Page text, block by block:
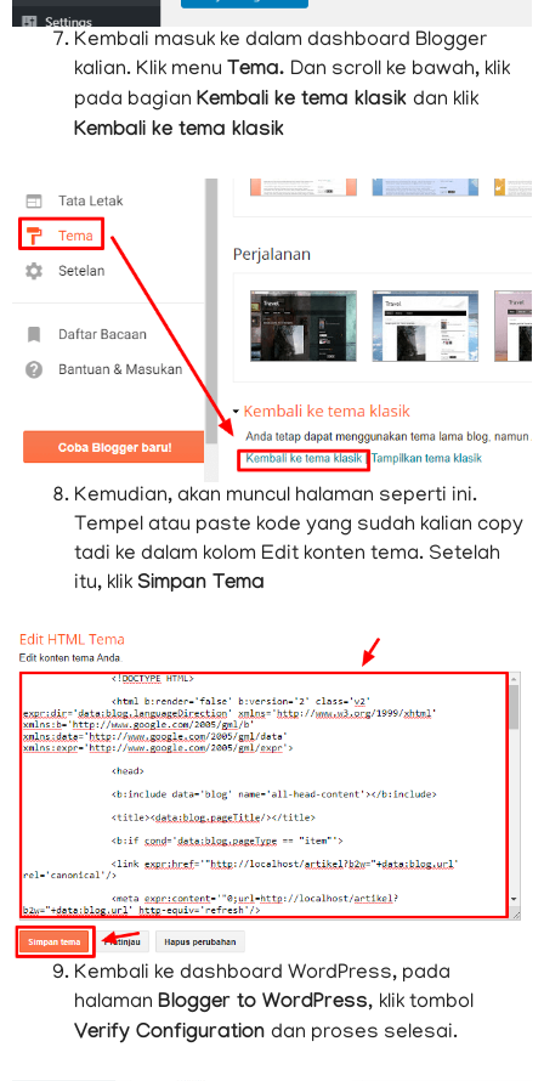
Kembali masuk ke dalam dashboard Blogger
kalian. Klik menu Tema. Dan scroll ke bawah, klik
pada bagian Kembali ke tema klasik dan klik
Kembali ke tema klasik
Kemudian, akan muncul halaman seperti ini.
Tempel atau paste kode yang sudah kalian copy
tadi ke dalam kolom Edit konten tema. Setelah
itu, klik Simpan Tema
Kembali ke dashboard WordPress, pada
halaman Blogger to WordPress, klik tombol
Verify Configuration dan proses selesai.